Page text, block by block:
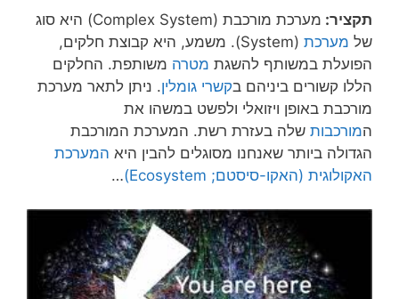
תקציר:
מערכת מורכבת (Complex System) היא סוג
של מערכת
(System). משמע, היא קבוצת חלקים,
הפועלת במשותף להשגת מטרה משותפת. החלקים
הללו קשורים ביניהם בקשרי גומלין. ניתן לתאר מערכת
מורכבת באופן ויזואלי ולפשט במשהו את
המורכבות שלה בעזרת רשת. המערכת המורכבת
הגדולה ביותר שאנחנו מסוגלים להבין היא המערכת
האקולוגית (האקו-סיסטם; Ecosystem)
…